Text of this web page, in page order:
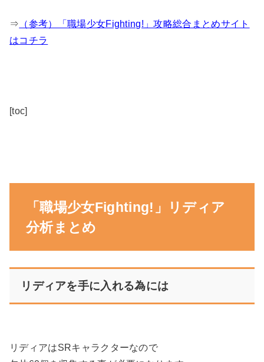
⇒ （参考）「職場少女Fighting!」攻略総合まとめサイト
はコチラ
[toc]
「職場少女Fighting!」リディア
分析まとめ
リディアを手に入れる為には
リディアはSRキャラクターなので